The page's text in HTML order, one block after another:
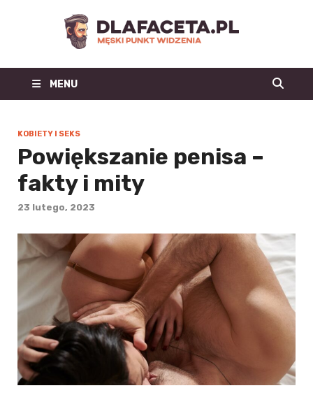
|
MENU
KOBIETY I SEKS
Powiększanie penisa –
fakty i mity
23 lutego, 2023